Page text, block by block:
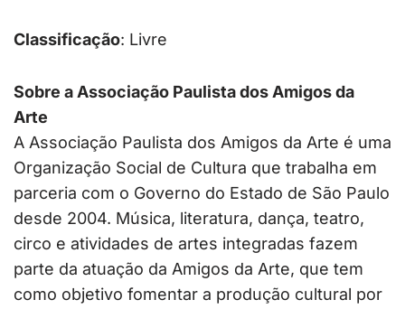
Classificação: Livre
Sobre a Associação Paulista dos Amigos da
Arte
A Associação Paulista dos Amigos da Arte é uma
Organização Social de Cultura que trabalha em
parceria com o Governo do Estado de São Paulo
desde 2004. Música, literatura, dança, teatro,
circo e atividades de artes integradas fazem
parte da atuação da Amigos da Arte, que tem
como objetivo fomentar a produção cultural por